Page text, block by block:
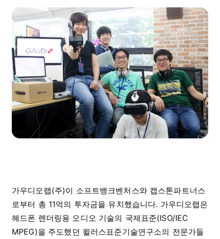
가우디오랩(주)이 소프트뱅크벤처스와 캡스톤파트너스
로부터 총 11억의 투자금을 유치했습니다. 가우디오랩은
헤드폰 렌더링용 오디오 기술의 국제표준(ISO/IEC
MPEG)을 주도했던 윌러스표준기술연구소의 전문가들